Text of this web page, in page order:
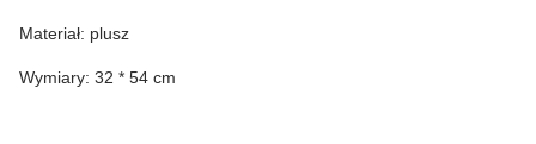
Materiał: plusz
Wymiary: 32 * 54 cm